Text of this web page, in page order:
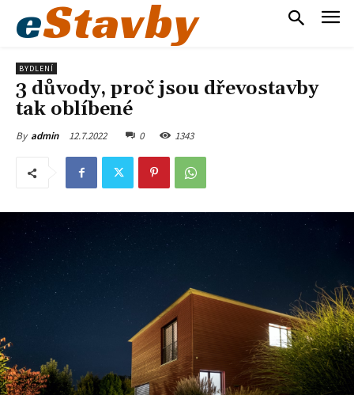
eStavby
BYDLENÍ
3 důvody, proč jsou dřevostavby
tak oblíbené
By admin 12.7.2022 0 1343